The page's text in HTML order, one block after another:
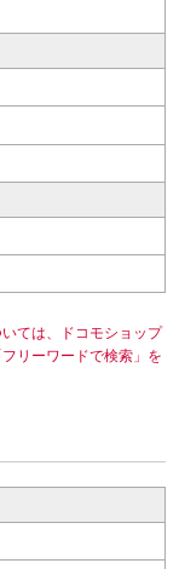
ては、ドコモショップ
リーワードで検索」を